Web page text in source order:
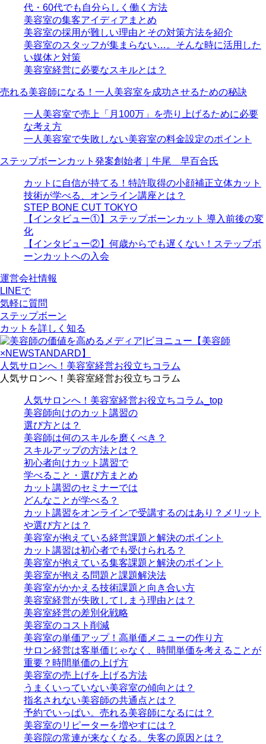
代・60代でも自分らしく働く方法
美容室の集客アイディアまとめ
美容室の採用が難しい理由とその対策方法を紹介
美容室のスタッフが集まらない…。そんな時に活用した
い媒体と対策
美容室経営に必要なスキルとは？
売れる美容師になる！一人美容室を成功させるための秘訣
一人美容室で売上「月100万」を売り上げるために必要
な考え方
一人美容室で失敗しない美容室の料金設定のポイント
ステップボーンカット発案創始者｜牛尾 早百合氏
カットに自信が持てる！特許取得の小顔補正立体カット
技術が学べる、オンライン講座とは？
STEP BONE CUT TOKYO
【インタビュー①】ステップボーンカット 導入前後の変
化
【インタビュー②】何歳からでも遅くない！ステップボ
ーンカットへの入会
運営会社情報
LINEで
気軽に質問
ステップボーン
カットを詳しく知る
人気サロンへ！美容室経営お役立ちコラム
人気サロンへ！美容室経営お役立ちコラム
人気サロンへ！美容室経営お役立ちコラム_top
美容師向けのカット講習の
選び方とは？
美容師は何のスキルを磨くべき？
スキルアップの方法とは？
初心者向けカット講習で
学べること・選び方まとめ
カット講習のセミナーでは
どんなことが学べる？
カット講習をオンラインで受講するのはあり？メリット
や選び方とは？
美容室が抱えている経営課題と解決のポイント
カット講習は初心者でも受けられる？
美容室が抱えている集客課題と解決のポイント
美容室が抱える問題と課題解決法
美容室がかかえる技術課題と向き合い方
美容室経営が失敗してしまう理由とは？
美容室経営の差別化戦略
美容室のコスト削減
美容室の単価アップ！高単価メニューの作り方
サロン経営は客単価じゃなく、時間単価を考えることが
重要？時間単価の上げ方
美容室の売上げを上げる方法
うまくいっていない美容室の傾向とは？
指名されない美容師の共通点とは？
予約でいっぱい。売れる美容師になるには？
美容室のリピーターを増やすには？
美容院の常連が来なくなる。失客の原因とは？